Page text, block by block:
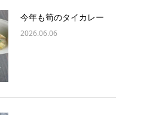
今年も筍のタイカレー
2026.06.06